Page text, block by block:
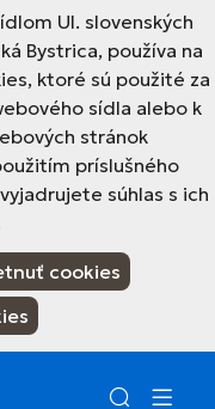
Ul. slovenských
Bystrica, používa na
ktoré sú použité za
sídla alebo k
stránok
príslušného
súhlas s ich
cookies